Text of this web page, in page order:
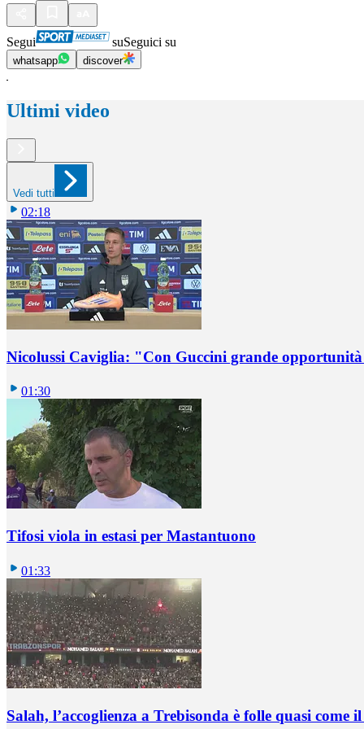
Segui suSeguici su
whatsapp discover
Ultimi video
Vedi tutti
02:18
Nicolussi Caviglia: "Con Guccini grande
01:30
Tifosi viola in estasi per Mastantuono
01:33
Salah, l’accoglienza a Trebisonda è folle quasi come